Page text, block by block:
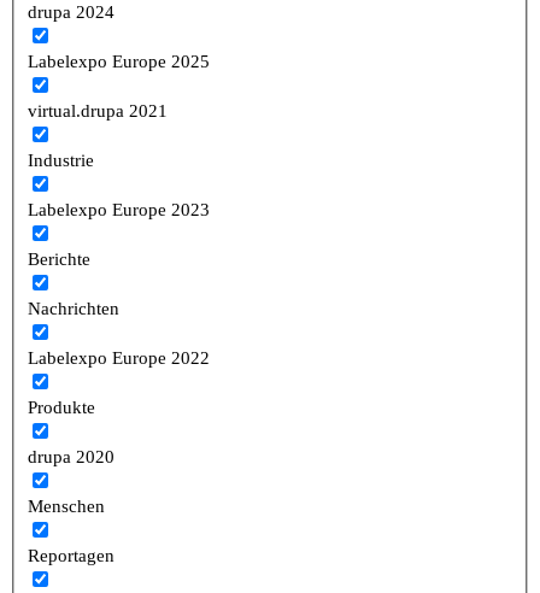
drupa 2024
Labelexpo Europe 2025
virtual.drupa 2021
Industrie
Labelexpo Europe 2023
Berichte
Nachrichten
Labelexpo Europe 2022
Produkte
drupa 2020
Menschen
Reportagen